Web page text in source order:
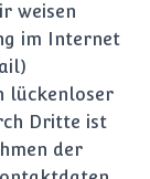
weisen
im Internet
lückenloser
Dritte ist
der